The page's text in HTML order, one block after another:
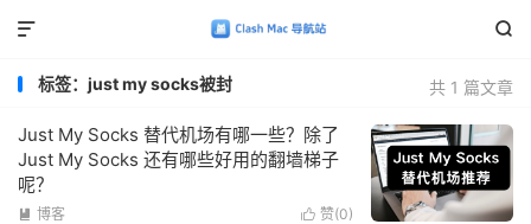


共 1 篇文章
标签：just my socks被封
Just My Socks 替代机场有哪一些？除了
Just My Socks 还有哪些好用的翻墙梯子
呢？
 赞(0)
 博客